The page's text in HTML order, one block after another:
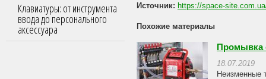
Клавиатуры: от инструмента
ввода до персонального
аксессуара
Источник: https://space-
Похожие материалы
Промывка
18.07.2019
Неизменные